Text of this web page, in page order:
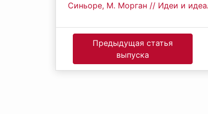
Синьоре, М. Морган // Идеи и
Предыдущая статья
выпуска